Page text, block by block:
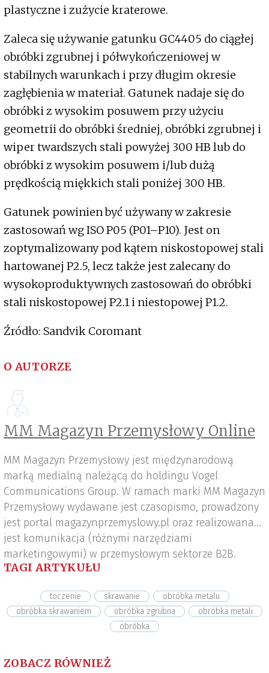
plastyczne i zużycie kraterowe.
Zaleca się używanie gatunku GC4405 do ciągłej
obróbki zgrubnej i półwykończeniowej w
stabilnych warunkach i przy długim okresie
zagłębienia w materiał. Gatunek nadaje się do
obróbki z wysokim posuwem przy użyciu
geometrii do obróbki średniej, obróbki zgrubnej i
wiper twardszych stali powyżej 300 HB lub do
obróbki z wysokim posuwem i/lub dużą
prędkością miękkich stali poniżej 300 HB.
Gatunek powinien być używany w zakresie
zastosowań wg ISO P05 (P01–P10). Jest on
zoptymalizowany pod kątem niskostopowej stali
hartowanej P2.5, lecz także jest zalecany do
wysokoproduktywnych zastosowań do obróbki
stali niskostopowej P2.1 i niestopowej P1.2.
Źródło: Sandvik Coromant
O AUTORZE
MM Magazyn Przemysłowy Online
MM Magazyn Przemysłowy jest międzynarodową
marką medialną należącą do holdingu Vogel
Communications Group. W ramach marki MM Magazyn
Przemysłowy wydawane jest czasopismo, prowadzony
jest portal magazynprzemyslowy.pl oraz realizowana
jest komunikacja (różnymi narzędziami
marketingowymi) w przemysłowym sektorze B2B.
TAGI ARTYKUŁU
toczenie skrawanie
obróbka metalu
obróbka skrawaniem
obróbka zgrubna
obróbka metali
obróbka
ZOBACZ RÓWNIEŻ